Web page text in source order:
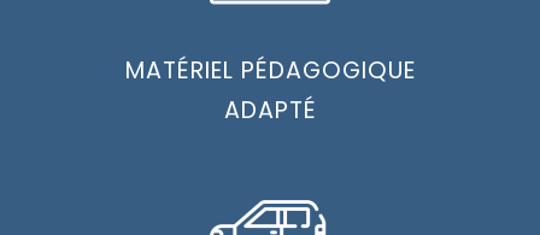
MATÉRIEL PÉDAGOGIQUE
ADAPTÉ